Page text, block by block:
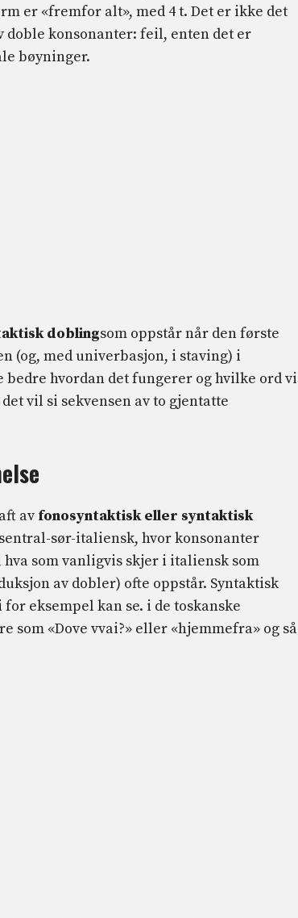
er «fremfor alt», med 4 t. Det er ikke det
doble konsonanter: feil, enten det er
bøyninger.
doblingsom oppstår når den første
(og, med univerbasjon, i staving) i
bedre hvordan det fungerer og hvilke ord vi
vil si sekvensen av to gjentatte
av fonosyntaktisk eller syntaktisk
sør-italiensk, hvor konsonanter
som vanligvis skjer i italiensk som
av dobler) ofte oppstår. Syntaktisk
eksempel kan se. i de toskanske
som «Dove vvai?» eller «hjemmefra» og så